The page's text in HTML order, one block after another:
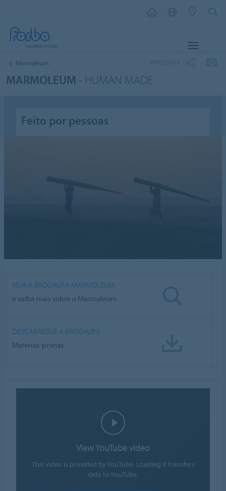
Marmoleum
MARMOLEUM - HUMAN MADE
Feito por pessoas
VEJA A BROCHURA MARMOLEUM
e saiba mais sobre o Marmoleum
DESCARREGUE A BROCHURA
Materias-primas
View YouTube video
This video is provided by YouTube. Loading it transfers
data to YouTube.